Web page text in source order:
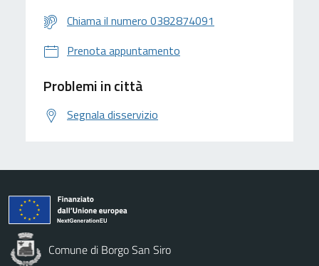
Chiama il numero 0382874091
Prenota appuntamento
Problemi in città
Segnala disservizio
Comune di Borgo San Siro